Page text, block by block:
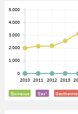
Biomasse Gas* Geothermie